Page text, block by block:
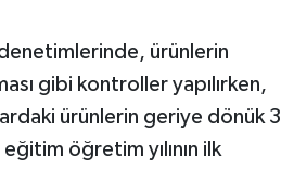
ürünlerin
gibi kontroller yapılırken,
ürünlerin geriye dönük 3
öğretim yılının ilk